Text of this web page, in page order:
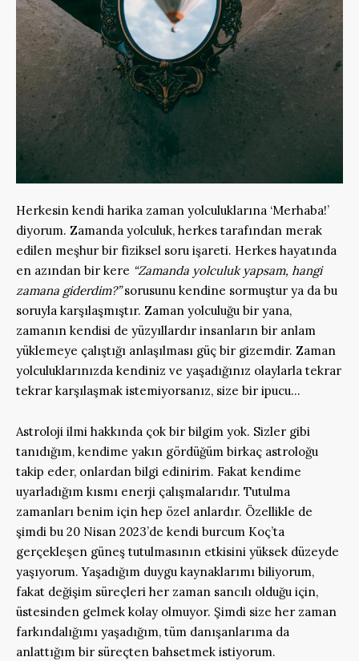
Herkesin kendi harika zaman yolculuklarına ‘Merhaba!’
diyorum. Zamanda yolculuk, herkes tarafından merak
edilen meşhur bir fiziksel soru işareti. Herkes hayatında
en azından bir kere “Zamanda yolculuk yapsam, hangi
zamana giderdim?”sorusunu kendine sormuştur ya da bu
soruyla karşılaşmıştır. Zaman yolculuğu bir yana,
zamanın kendisi de yüzyıllardır insanların bir anlam
yüklemeye çalıştığı anlaşılması güç bir gizemdir. Zaman
yolculuklarınızda kendiniz ve yaşadığınız olaylarla tekrar
tekrar karşılaşmak istemiyorsanız, size bir ipucu…
Astroloji ilmi hakkında çok bir bilgim yok. Sizler gibi
tanıdığım, kendime yakın gördüğüm birkaç astroloğu
takip eder, onlardan bilgi edinirim. Fakat kendime
uyarladığım kısmı enerji çalışmalarıdır. Tutulma
zamanları benim için hep özel anlardır. Özellikle de
şimdi bu 20 Nisan 2023’de kendi burcum Koç’ta
gerçekleşen güneş tutulmasının etkisini yüksek düzeyde
yaşıyorum. Yaşadığım duygu kaynaklarımı biliyorum,
fakat değişim süreçleri her zaman sancılı olduğu için,
üstesinden gelmek kolay olmuyor. Şimdi size her zaman
farkındalığımı yaşadığım, tüm danışanlarıma da
anlattığım bir süreçten bahsetmek istiyorum.